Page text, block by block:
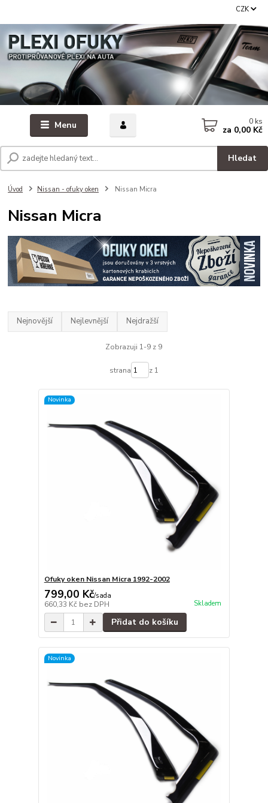
Menu
CZK
Hledat
0 ks
za 0,00 Kč
Úvod Nissan - ofuky oken Nissan Micra
Nissan Micra
Nejnovější Nejlevnější Nejdražší
Zobrazuji 1-9 z 9
strana z 1
Novinka
Ofuky oken Nissan Micra 1992-2002
799,00 Kč/sada
660,33 Kč bez DPH Skladem
Přidat do košíku
Novinka